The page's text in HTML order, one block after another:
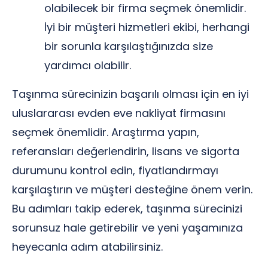
olabilecek bir firma seçmek önemlidir.
İyi bir müşteri hizmetleri ekibi, herhangi
bir sorunla karşılaştığınızda size
yardımcı olabilir.
Taşınma sürecinizin başarılı olması için en iyi
uluslararası evden eve nakliyat firmasını
seçmek önemlidir. Araştırma yapın,
referansları değerlendirin, lisans ve sigorta
durumunu kontrol edin, fiyatlandırmayı
karşılaştırın ve müşteri desteğine önem verin.
Bu adımları takip ederek, taşınma sürecinizi
sorunsuz hale getirebilir ve yeni yaşamınıza
heyecanla adım atabilirsiniz.